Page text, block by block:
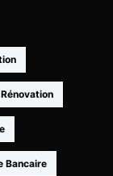
Bancaire